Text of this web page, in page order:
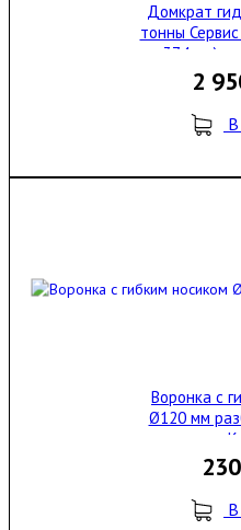
Домкрат
тонны
374 мм)
2
Воронка с
Ø120 мм